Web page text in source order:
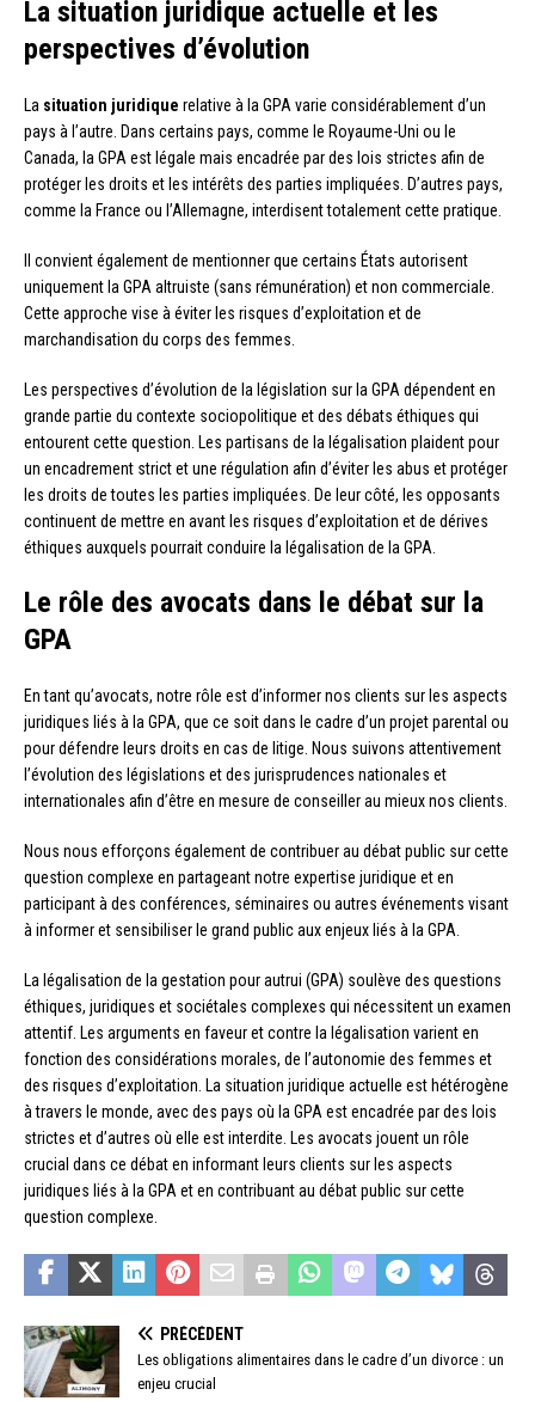
La situation juridique actuelle et les
perspectives d’évolution
La situation juridique relative à la GPA varie considérablement d’un
pays à l’autre. Dans certains pays, comme le Royaume-Uni ou le
Canada, la GPA est légale mais encadrée par des lois strictes afin de
protéger les droits et les intérêts des parties impliquées. D’autres pays,
comme la France ou l’Allemagne, interdisent totalement cette pratique.
Il convient également de mentionner que certains États autorisent
uniquement la GPA altruiste (sans rémunération) et non commerciale.
Cette approche vise à éviter les risques d’exploitation et de
marchandisation du corps des femmes.
Les perspectives d’évolution de la législation sur la GPA dépendent en
grande partie du contexte sociopolitique et des débats éthiques qui
entourent cette question. Les partisans de la légalisation plaident pour
un encadrement strict et une régulation afin d’éviter les abus et protéger
les droits de toutes les parties impliquées. De leur côté, les opposants
continuent de mettre en avant les risques d’exploitation et de dérives
éthiques auxquels pourrait conduire la légalisation de la GPA.
Le rôle des avocats dans le débat sur la
GPA
En tant qu’avocats, notre rôle est d’informer nos clients sur les aspects
juridiques liés à la GPA, que ce soit dans le cadre d’un projet parental ou
pour défendre leurs droits en cas de litige. Nous suivons attentivement
l’évolution des législations et des jurisprudences nationales et
internationales afin d’être en mesure de conseiller au mieux nos clients.
Nous nous efforçons également de contribuer au débat public sur cette
question complexe en partageant notre expertise juridique et en
participant à des conférences, séminaires ou autres événements visant
à informer et sensibiliser le grand public aux enjeux liés à la GPA.
La légalisation de la gestation pour autrui (GPA) soulève des questions
éthiques, juridiques et sociétales complexes qui nécessitent un examen
attentif. Les arguments en faveur et contre la légalisation varient en
fonction des considérations morales, de l’autonomie des femmes et
des risques d’exploitation. La situation juridique actuelle est hétérogène
à travers le monde, avec des pays où la GPA est encadrée par des lois
strictes et d’autres où elle est interdite. Les avocats jouent un rôle
crucial dans ce débat en informant leurs clients sur les aspects
juridiques liés à la GPA et en contribuant au débat public sur cette
question complexe.
PRÉCÉDENT
Les obligations alimentaires dans le cadre d’un divorce : un
enjeu crucial